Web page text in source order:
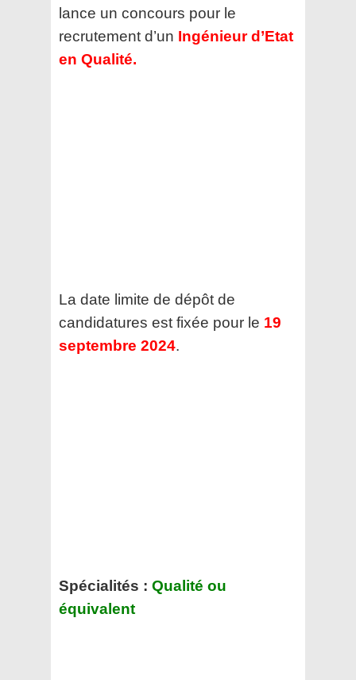
lance un concours pour le
recrutement d’un Ingénieur d’Etat
en Qualité.
La date limite de dépôt de
candidatures est fixée pour le 19
septembre 2024.
Spécialités : Qualité ou
équivalent